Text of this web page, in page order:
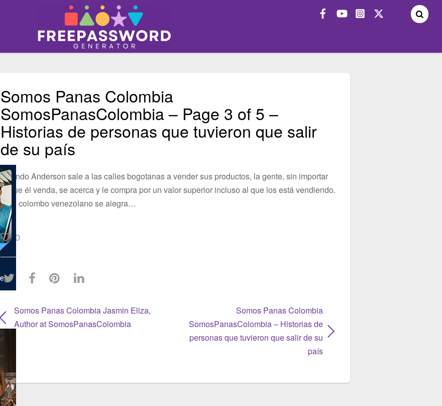
Somos Panas Colombia
SomosPanasColombia – Page 3 of 5 –
Historias de personas que tuvieron que salir
de su país
Cuando Anderson sale a las calles bogotanas a vender sus productos, la gente, sin importar
lo que él venda, se acerca y le compra por un valor superior incluso al que los está vendiendo.
Este colombo venezolano se alegra…
0
Somos Panas Colombia Jasmin Eliza,
Author at SomosPanasColombia
Somos Panas Colombia
SomosPanasColombia – Historias de
personas que tuvieron que salir de su
país